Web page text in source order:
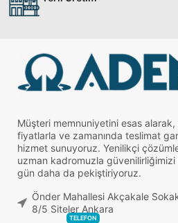
Müşteri memnuniyetini esas
fiyatlarla ve zamanında teslimat
hizmet sunuyoruz. Yenilikçi
uzman kadromuzla güvenilirliğimizi
gün daha da pekiştiriyoruz.
Önder Mahallesi Akçakale
8/5 Siteler Ankara
TELEFON